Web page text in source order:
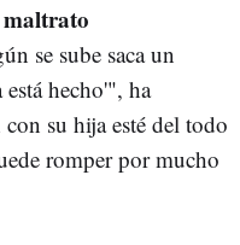
maltrato
se sube saca un
está hecho'", ha
su hija esté del todo
romper por mucho